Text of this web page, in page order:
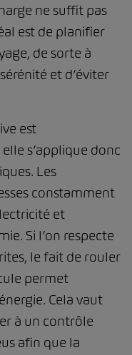
ne suffit pas
est de planifier
de sorte à
et d’éviter
est
s’applique donc
Les
constamment
et
Si l’on respecte
le fait de rouler
permet
Cela vaut
à un contrôle
afin que la